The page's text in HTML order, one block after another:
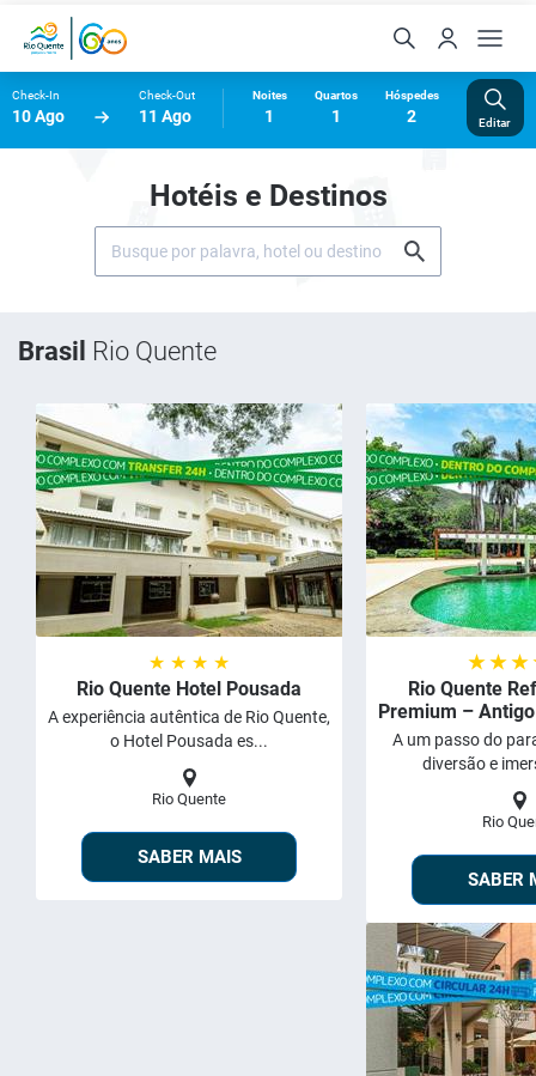
Check-In
10 Ago
Check-Out
11 Ago
Noites
1
Quartos
1
Hóspedes
2 Editar
Hotéis e Destinos
Brasil Rio Quente
★ ★ ★ ★
Rio Quente Hotel Pousada
A experiência autêntica de Rio Quente,
o Hotel Pousada es...
Rio Quente
SABER MAIS
★ ★ ★
Rio Quente
Premium –
A um passo do
diversão e
Rio
SABER